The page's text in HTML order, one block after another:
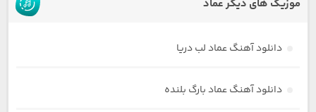
موزیک های دیگر عماد
دانلود آهنگ عماد لب دریا
دانلود آهنگ عماد بارگ بلنده